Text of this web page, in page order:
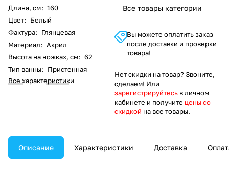
Длина, см: 160
Цвет: Белый
Фактура: Глянцевая
Материал: Акрил
Высота на ножках, см: 62
Тип ванны: Пристенная
Все характеристики
Все товары категории
Вы можете оплатить заказ
после доставки и проверки
товара!
Нет скидки на товар? Звоните,
сделаем! Или
зарегистрируйтесь в личном
кабинете и получите цены со
скидкой на все товары.
Описание Характеристики Доставка